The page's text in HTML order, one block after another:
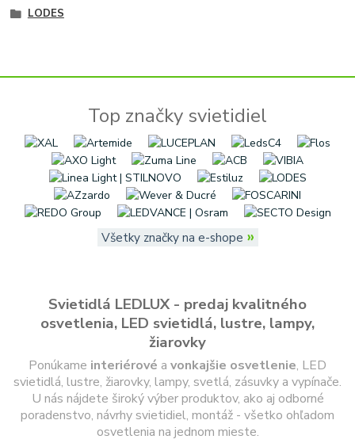
LODES
Top značky svietidiel
Všetky značky na e-shope »
Svietidlá LEDLUX - predaj kvalitného
osvetlenia, LED svietidlá, lustre, lampy,
žiarovky
Ponúkame interiérové a vonkajšie osvetlenie, LED
svietidlá, lustre, žiarovky, lampy, svetlá, zásuvky a vypínače.
U nás nájdete široký výber produktov, ako aj odborné
poradenstvo, návrhy svietidiel, montáž - všetko ohľadom
osvetlenia na jednom mieste.